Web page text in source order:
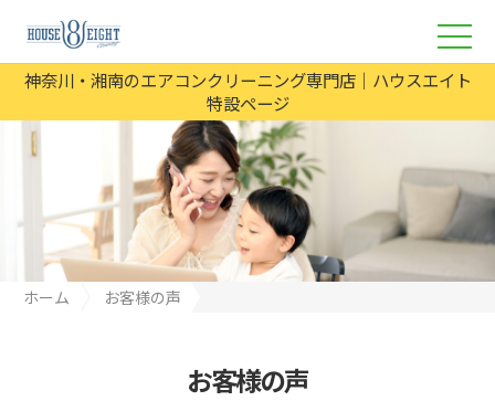
神奈川・湘南のエアコンクリーニング専門店｜ハウスエイト
特設ページ
ホーム
お客様の声
お客様の声